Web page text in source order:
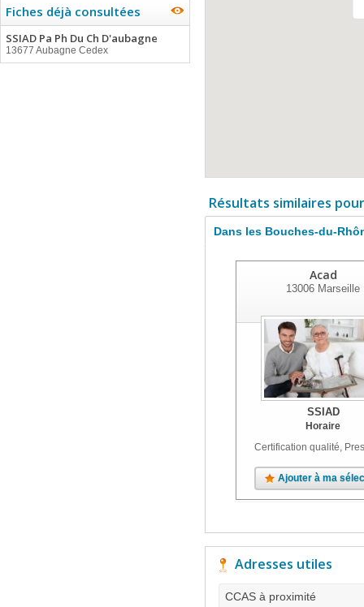
Fiches déjà consultées
SSIAD Pa Ph Du Ch D'aubagne
13677 Aubagne Cedex
Résultats similaires
Dans les Bouches-du-
Acad
13006 Marseille
SSIAD
Horaire
Certification qualité,
Ajouter à ma
Adresses utiles
CCAS à proximité